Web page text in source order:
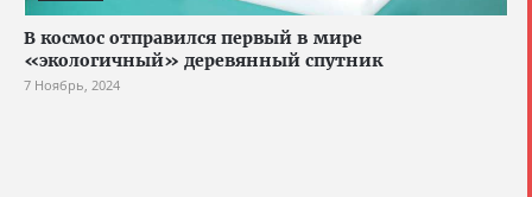
В космос отправился первый в мире
«экологичный» деревянный спутник
7 Ноябрь, 2024